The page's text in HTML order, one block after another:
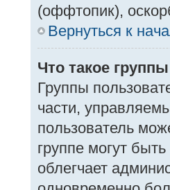
(оффтопик),
Вернуться к
Что такое
Группы
части,
пользователь
группе могут
облегчает